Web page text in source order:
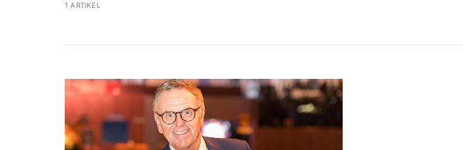
1 ARTIKEL